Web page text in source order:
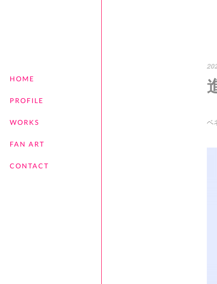
HOME
PROFILE
WORKS
FAN ART
CONTACT
ベ